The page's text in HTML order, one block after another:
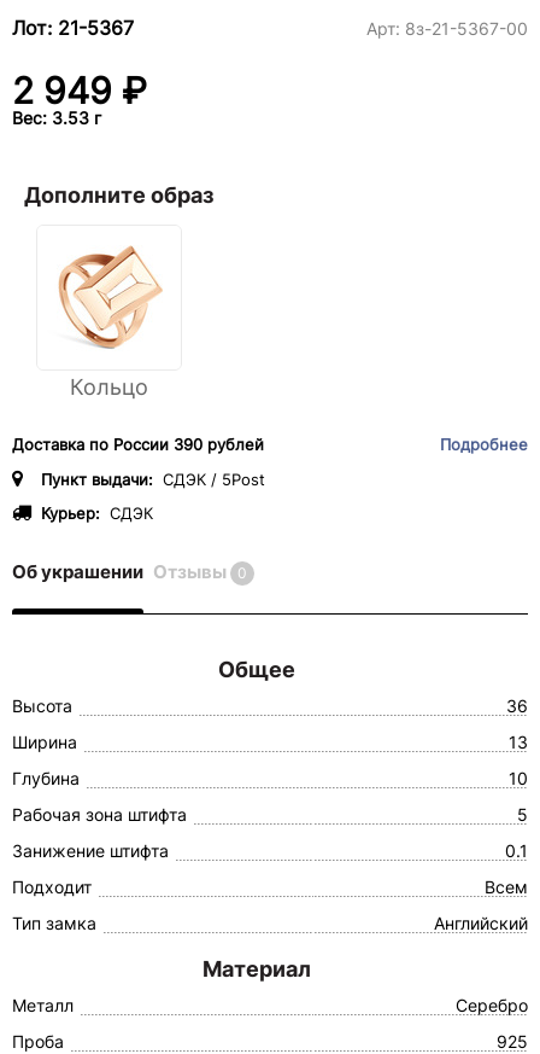
Лот: 21-5367 Арт: 8з-21-5367-00
2 949 ₽
Вес: 3.53 г
Дополните образ
Кольцо
Доставка по России 390 рублей
Подробнее
Пункт выдачи: СДЭК / 5Post
Курьер: СДЭК
Об украшении Отзывы 0
Общее
Высота
36
Ширина
13
Глубина
10
Рабочая зона штифта
5
Занижение штифта
0.1
Подходит
Всем
Тип замка
Английский
Материал
Металл
Серебро
Проба
925